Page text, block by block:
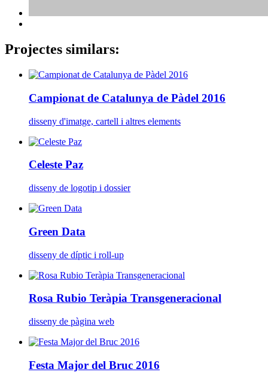
Projectes similars:
Campionat de Catalunya de Pàdel 2016
disseny d'imatge, cartell i altres elements
Celeste Paz
disseny de logotip i dossier
Green Data
disseny de díptic i roll-up
Rosa Rubio Teràpia Transgeneracional
disseny de pàgina web
Festa Major del Bruc 2016